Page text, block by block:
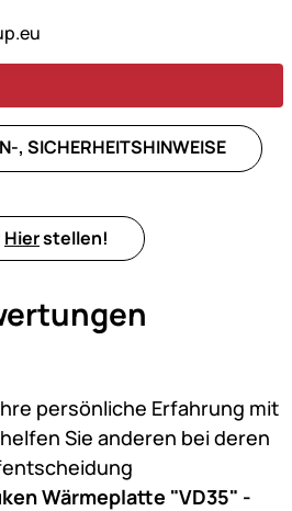
, SICHERHEITSHINWEISE
Hierstellen!
persönliche Erfahrung mit
Sie anderen bei deren
Wärmeplatte "VD35" -